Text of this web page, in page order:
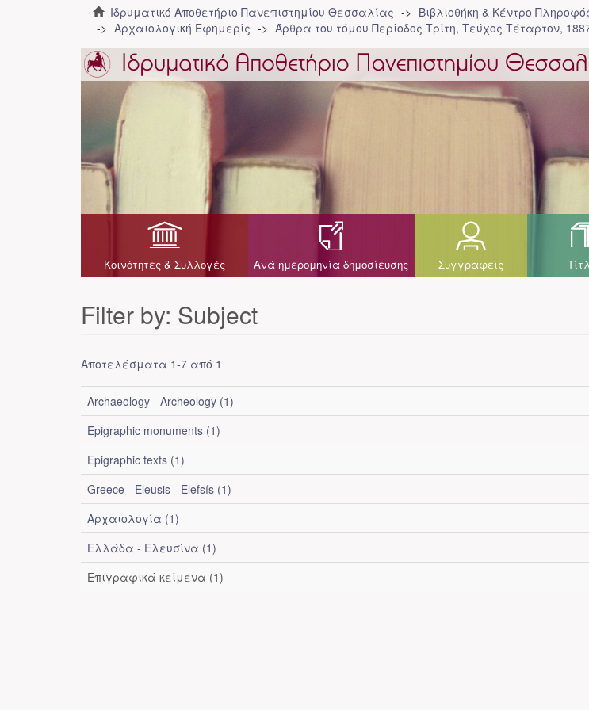
Ιδρυματικό Αποθετήριο Πανεπιστημίου Θεσσαλίας Βιβλιοθήκη & Κέντρο
Αρχαιολογική Εφημερίς
Άρθρα του τόμου Περίοδος Τρίτη, Τεύχος Τέταρτον,
Κοινότητες & Συλλογές Ανά ημερομηνία δημοσίευσης Συγγραφείς
Filter by: Subject
Αποτελέσματα 1-7 από 1
Archaeology - Archeology (1)
Epigraphic monuments (1)
Epigraphic texts (1)
Greece - Eleusis - Elefsís (1)
Αρχαιολογία (1)
Ελλάδα - Ελευσίνα (1)
Επιγραφικά κείμενα (1)